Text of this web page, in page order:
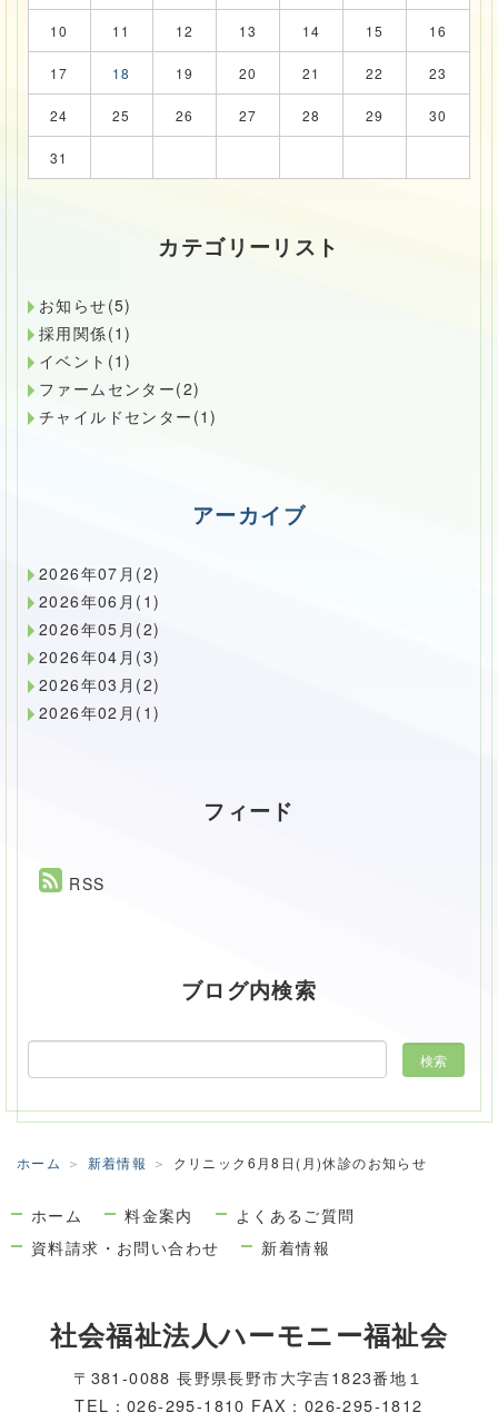
10 11 12 13 14 15 16
17 18 19 20 21 22 23
24 25 26 27 28 29 30
31
カテゴリーリスト
お知らせ(5)
採用関係(1)
イベント(1)
ファームセンター(2)
チャイルドセンター(1)
アーカイブ
2026年07月(2)
2026年06月(1)
2026年05月(2)
2026年04月(3)
2026年03月(2)
2026年02月(1)
フィード
RSS
ブログ内検索
ホーム 新着情報 クリニック6月8日(月)休診のお知らせ
ホーム 料金案内
よくあるご質問
資料請求・お問い合わせ
新着情報
社会福祉法人ハーモニー福祉会
〒381-0088 長野県長野市大字吉1823番地１
TEL：026-295-1810 FAX：026-295-1812